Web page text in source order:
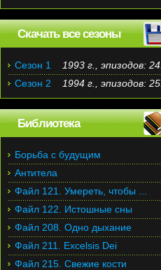
Скачать все сезоны
Сезон 1
1993 г., эпизодов: 24.
Сезон 2
1994 г., эпизодов: 25.
Библиотека
Борьба с будущим
Антитела
Файл 121. Умереть, чтобы ...
Файл 122. Истошные сны
Файл 208. Одно дыхание
Файл 211. Excelsis Dei
Файл 215. Свежие кости